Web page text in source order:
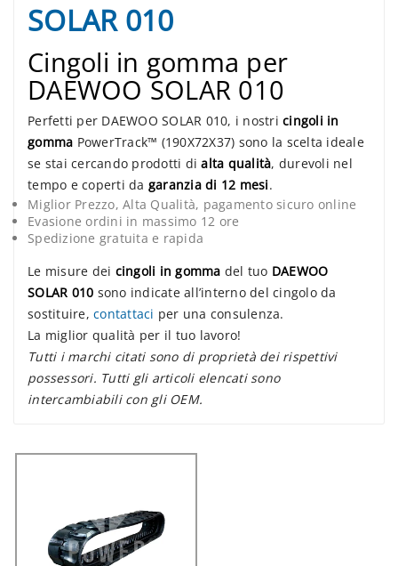
SOLAR 010
Cingoli in gomma per
DAEWOO SOLAR 010
Perfetti per DAEWOO SOLAR 010, i nostri cingoli in
gomma PowerTrack™ (190X72X37) sono la scelta ideale
se stai cercando prodotti dialta qualità, durevoli nel
tempo e coperti da garanzia di 12 mesi.
Miglior Prezzo, Alta Qualità, pagamento sicuro online
Evasione ordini in massimo 12 ore
Spedizione gratuita e rapida
Le misure dei cingoli in gomma del tuo DAEWOO
SOLAR 010 sono indicate all’interno del cingolo da
sostituire, contattaci per una consulenza.
La miglior qualità per il tuo lavoro!
Tutti i marchi citati sono di proprietà dei rispettivi
possessori. Tutti gli articoli elencati sono
intercambiabili con gli OEM.